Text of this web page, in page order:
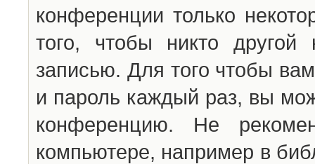
конференции только
того, чтобы никто другой
записью. Для того чтобы
и пароль каждый раз, вы
конференцию. Не
компьютере, например в